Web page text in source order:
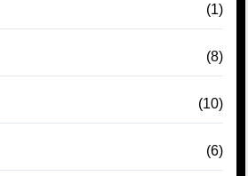
(1)
(8)
(10)
(6)